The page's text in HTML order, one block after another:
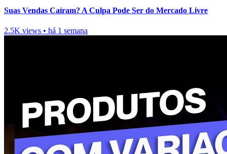
Suas Vendas Caíram? A Culpa Pode Ser do Mercado Livre
2.5K views • há 1 semana